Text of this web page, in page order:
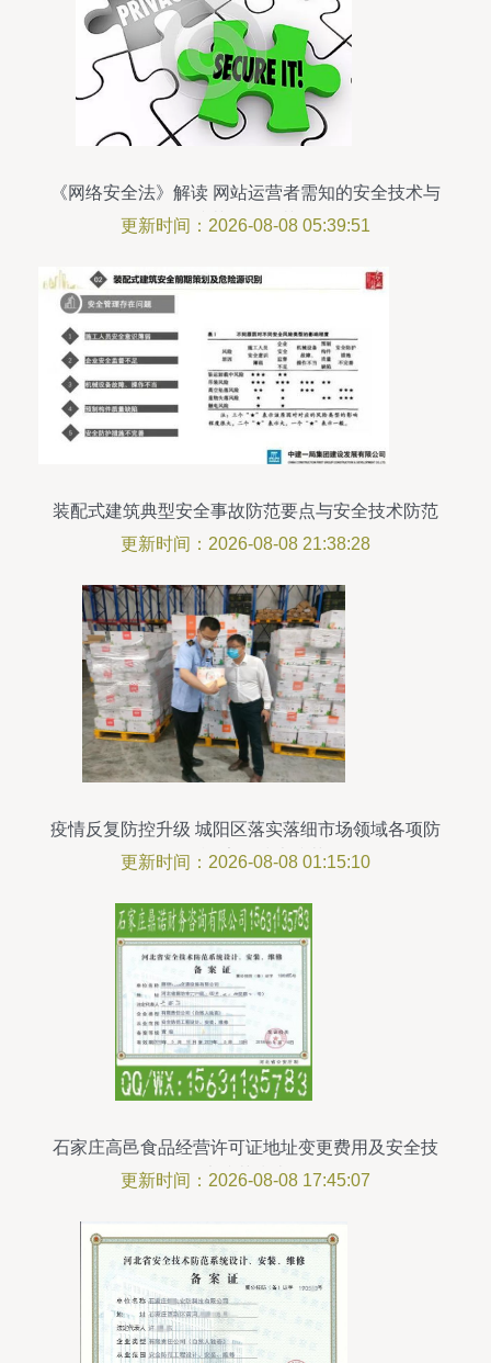
《网络安全法》解读 网站运营者需知的安全技术与
防范管理规范
更新时间：2026-08-08 05:39:51
装配式建筑典型安全事故防范要点与安全技术防范
措施
更新时间：2026-08-08 21:38:28
疫情反复防控升级 城阳区落实落细市场领域各项防
控措施 安全技术防范
更新时间：2026-08-08 01:15:10
石家庄高邑食品经营许可证地址变更费用及安全技
术防范指南
更新时间：2026-08-08 17:45:07